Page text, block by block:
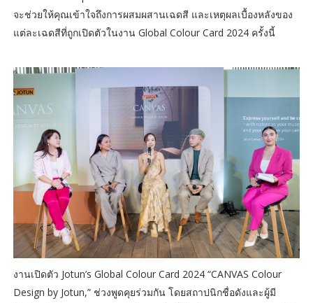
จะช่วยให้คุณเข้าใจถึงการผสมผสานเฉดสี และเหตุผลเบื้องหลังของ
แต่ละเฉดสีที่ถูกเปิดตัวในงาน Global Colour Card 2024 ครั้งนี้
งานเปิดตัว Jotun’s Global Colour Card 2024 “CANVAS Colour
Design by Jotun,” ช่วงพูดคุยร่วมกัน โดยสถาปนิกชื่อดังและผู้มี